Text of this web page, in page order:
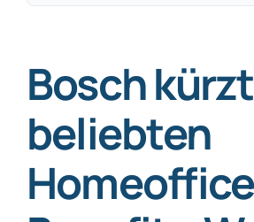
Jetzt
Bosch
beliebten